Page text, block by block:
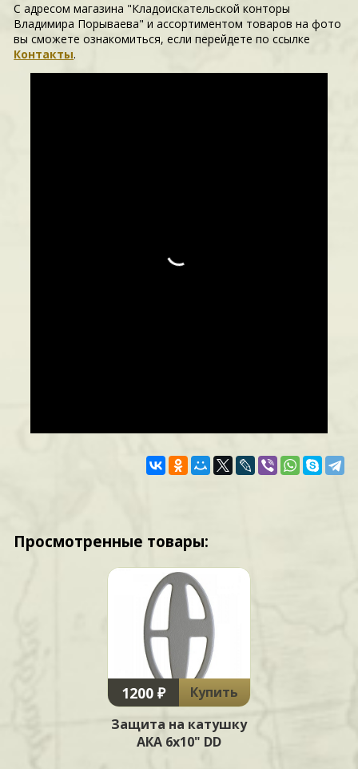
С адресом магазина "Кладоискательской конторы
Владимира Порываева" и ассортиментом товаров на фото
вы сможете ознакомиться, если перейдете по ссылке
Контакты.
Просмотренные товары:
1200 ₽
Купить
Защита на катушку
АКА 6х10" DD